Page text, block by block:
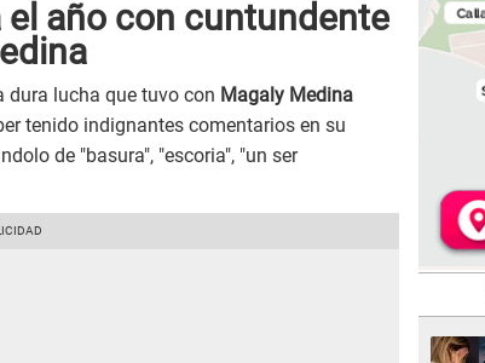
el año con cuntundente
dura lucha que tuvo con Magaly Medina
tenido indignantes comentarios en su
de "basura", "escoria", "un ser